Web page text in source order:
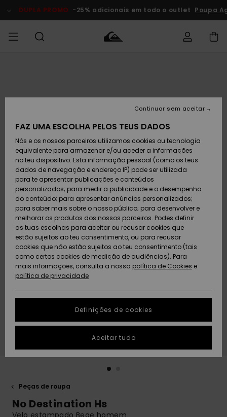
do
DUPLA PROMO -25% adicionais em todo o outlet Poupa
Calçado e
chinelos
Surfe/água
Snow
Artigos
recém-
chegados
Coleções
MENINO
Calçado e
chinelos
Surfe/água
Neve
Artigos
recém-
chegados
Highlights
MULHER
chegados
Highlights
Snow
SURF
Crianças
Highlights
Community
SNOW
Artigos
Criança
Snow Shop
Feminino
Highlights
Community
DUPLA
PROMO
Criança
Outlet
Mulher
AJUDA
Devoluções
Pagamento
Cartão
presente
Quiksilver
Freedom
Protecção de
dados
Guia de
tamanhos
conversa para
obteres a
resposta mais
rápida à tua
conversa
SUSTAINABILITY
PRESENTE
DESEJO
Peças de roupa
No Destination Hs
FAZ UMA ESCOLHA PELOS TEUS DADOS
Nós e os nossos parceiros utilizamos cookies ou tecnologia
equivalente para armazenar e/ou aceder a informações
no teu dispositivo. Esta informação pessoal (como os teus
dados de navegação e endereço IP) pode ser utilizada
para te apresentar publicações e conteúdos
personalizados; para medir a publicidade e o desempenho
do conteúdo; para apresentar anúncios personalizados;
para saber mais sobre o nosso público; para desenvolver e
melhorar os produtos dos nossos parceiros. Podes definir
as tuas escolhas para aceitar ou recusar cookies que
estão sujeitos ao teu consentimento, ou para recusar
cookies que não estão sujeitos ao teu consentimento (tais
como certos cookies de medição de audiências). Para
mais informações, consulta a nossa política de Cookies e
política de privacidade
Definições de cookies
Continuar sem aceitar
Aceitar tudo